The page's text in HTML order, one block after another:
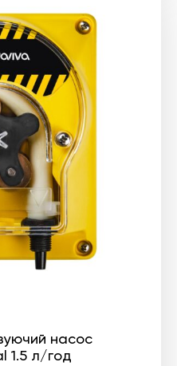
насос
1.5 л/год